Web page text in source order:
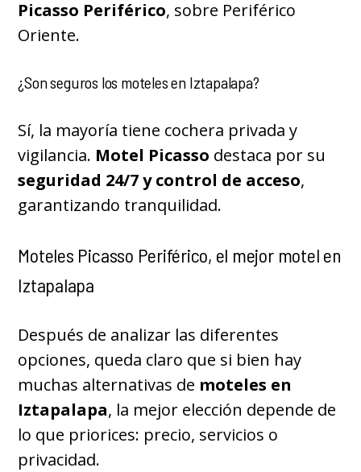
Picasso Periférico, sobre Periférico
Oriente.
¿Son seguros los moteles en Iztapalapa?
Sí, la mayoría tiene cochera privada y
vigilancia. Motel Picasso destaca por su
seguridad 24/7 y control de acceso,
garantizando tranquilidad.
Moteles Picasso Periférico, el mejor motel en
Iztapalapa
Después de analizar las diferentes
opciones, queda claro que si bien hay
muchas alternativas de moteles en
Iztapalapa, la mejor elección depende de
lo que priorices: precio, servicios o
privacidad.